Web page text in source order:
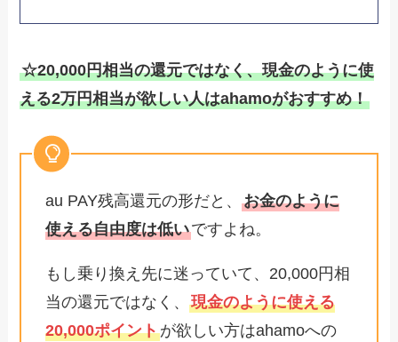
☆20,000円相当の還元ではなく、現金のように使
える2万円相当が欲しい人はahamoがおすすめ！
au PAY残高還元の形だと、お金のように
使える自由度は低いですよね。
もし乗り換え先に迷っていて、20,000円相
当の還元ではなく、現金のように使える
20,000ポイントが欲しい方はahamoへの